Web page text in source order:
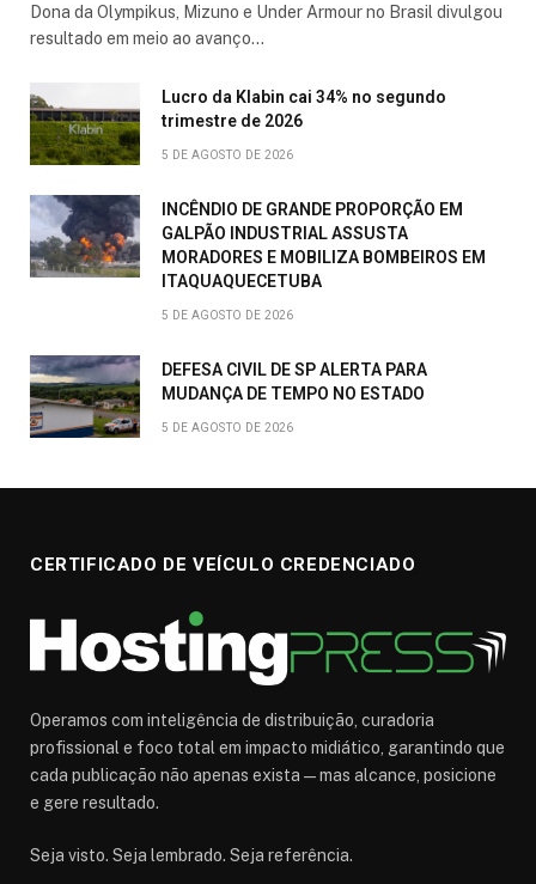
Dona da Olympikus, Mizuno e Under Armour no Brasil divulgou
resultado em meio ao avanço…
Lucro da Klabin cai 34% no segundo
trimestre de 2026
5 DE AGOSTO DE 2026
INCÊNDIO DE GRANDE PROPORÇÃO EM
GALPÃO INDUSTRIAL ASSUSTA
MORADORES E MOBILIZA BOMBEIROS EM
ITAQUAQUECETUBA
5 DE AGOSTO DE 2026
DEFESA CIVIL DE SP ALERTA PARA
MUDANÇA DE TEMPO NO ESTADO
5 DE AGOSTO DE 2026
CERTIFICADO DE VEÍCULO CREDENCIADO
Operamos com inteligência de distribuição, curadoria
profissional e foco total em impacto midiático, garantindo que
cada publicação não apenas exista — mas alcance, posicione
e gere resultado.
Seja visto. Seja lembrado. Seja referência.